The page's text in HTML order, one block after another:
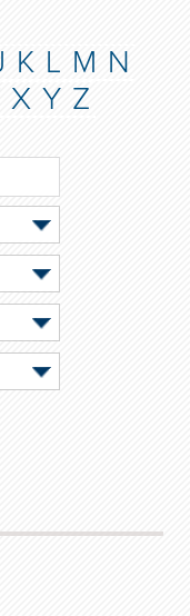
K L M N
X Y Z